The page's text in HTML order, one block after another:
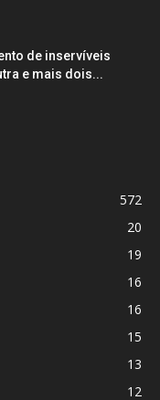
de inservíveis
e mais dois...
572
20
19
16
16
15
13
12